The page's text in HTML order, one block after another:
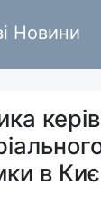
Новини
в